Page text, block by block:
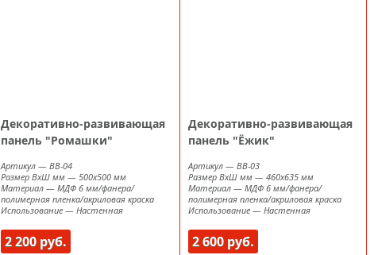
Декоративно-развивающая
панель "Ромашки"
Артикул — ВВ-04
Размер ВxШ мм — 500х500 мм
Материал — МДФ 6 мм/фанера/
полимерная пленка/акриловая краска
Использование — Настенная
2 200 руб.
Декоративно-развивающая
панель "Ёжик"
Артикул— ВВ-03
Размер ВxШ мм— 460х635 мм
Материал— МДФ 6 мм/фанера/
полимерная пленка/акриловая краска
Использование— Настенная
2 600 руб.